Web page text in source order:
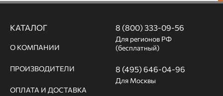
КАТАЛОГ
О КОМПАНИИ
ПРОИЗВОДИТЕЛИ
ОПЛАТА И ДОСТАВКА
8 (800) 333-09-56
Для регионов РФ
(бесплатный)
8 (495) 646-04-96
Для Москвы